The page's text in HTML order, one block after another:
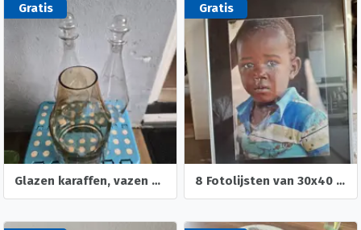
Gratis
Glazen karaffen, vazen en fruitschaal
Gratis
8 Fotolijsten van 30x40 cm